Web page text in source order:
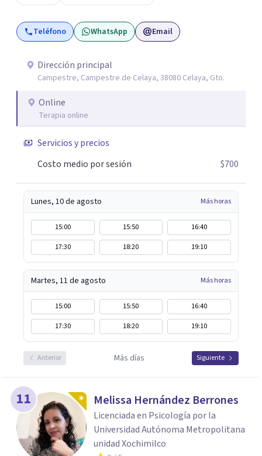
población infantil y juvenil. Me mantengo en constante
formación y actualización para brindar el
acompañamiento más efectivo a cada persona. Ofrezco
alimentación consciente, adaptado a las necesidades de
cada paciente y su familia. Atiendo de forma online.
Puedes reservar tu primera sesión directamente desde mi
perfil.
Teléfono WhatsApp Email
Dirección principal
Campestre, Campestre de Celaya, 38080 Celaya, Gto.
Online
Terapia online
Servicios y precios
Costo medio por sesión
$700
Lunes, 10 de agosto Más horas
15:00 15:50
16:40
17:30
18:20 19:10
Martes, 11 de agosto Más horas
15:00 15:50
16:40
17:30
18:20 19:10
Anterior Más días Siguiente
11 Melissa Hernández Berrones
Licenciada en Psicología por la
Universidad Autónoma Metropolitana
unidad Xochimilco